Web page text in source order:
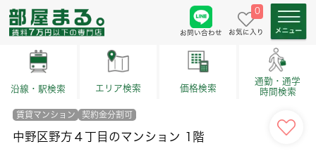
お問い合わせ
0
お気に入り
沿線・駅検索 エリア検索 価格検索
通勤・通学
時間検索
賃貸マンション 契約金分割可
中野区野方４丁目のマンション 1階